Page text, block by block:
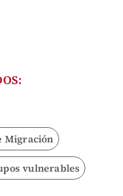
Migración
vulnerables